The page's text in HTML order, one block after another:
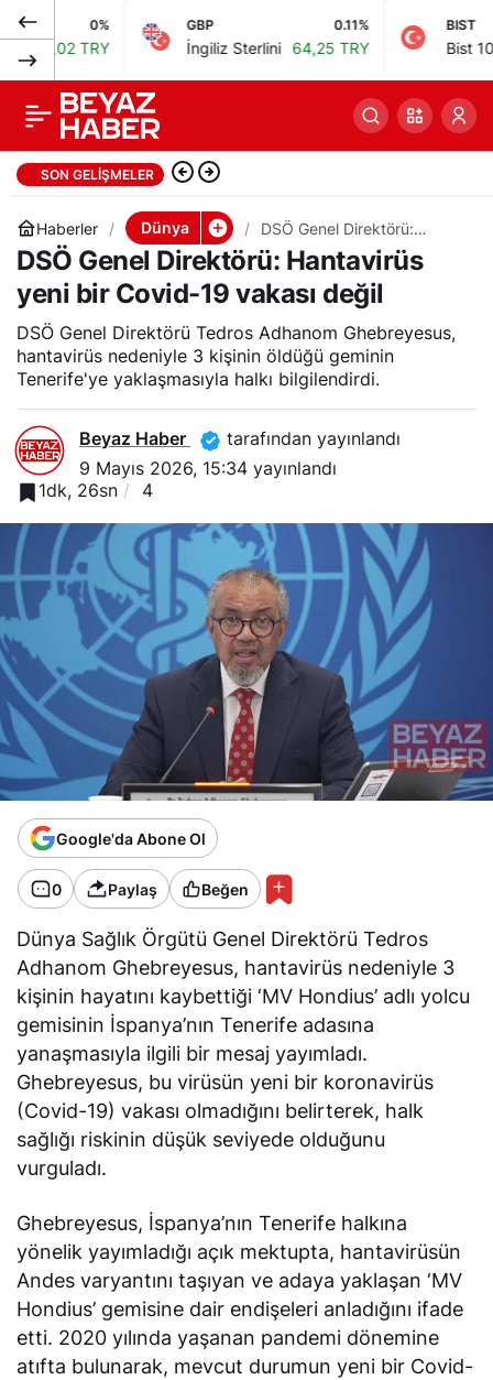
0%
İngiliz Sterlini 64,25 TRY Bist 100
SON GELIŞMELER
Pakistan ortak savunma
anlaşması imzalıyor
Haberler Dünya
DSÖ Genel Direktörü:
Hantavirüs yeni bir Covid-19
vakası değil
DSÖ Genel Direktörü: Hantavirüs
yeni bir Covid-19 vakası değil
DSÖ Genel Direktörü Tedros Adhanom Ghebreyesus,
hantavirüs nedeniyle 3 kişinin öldüğü geminin
Tenerife'ye yaklaşmasıyla halkı bilgilendirdi.
Beyaz Haber
tarafından yayınlandı
9 Mayıs 2026, 15:34 yayınlandı
1dk, 26sn
4
Google'da Abone Ol
0 Paylaş Beğen
Dünya Sağlık Örgütü Genel Direktörü Tedros
Adhanom Ghebreyesus, hantavirüs nedeniyle 3
kişinin hayatını kaybettiği ‘MV Hondius’ adlı yolcu
gemisinin İspanya’nın Tenerife adasına
yanaşmasıyla ilgili bir mesaj yayımladı.
Ghebreyesus, bu virüsün yeni bir koronavirüs
(Covid-19) vakası olmadığını belirterek, halk
sağlığı riskinin düşük seviyede olduğunu
vurguladı.
Ghebreyesus, İspanya’nın Tenerife halkına
yönelik yayımladığı açık mektupta, hantavirüsün
Andes varyantını taşıyan ve adaya yaklaşan ‘MV
Hondius’ gemisine dair endişeleri anladığını ifade
etti. 2020 yılında yaşanan pandemi dönemine
atıfta bulunarak, mevcut durumun yeni bir Covid-
YÖK Başkanı Özvar,
Polonya’da
üniversiteler için iş
birliği mutabakatı
imzaladı
0 Paylaş